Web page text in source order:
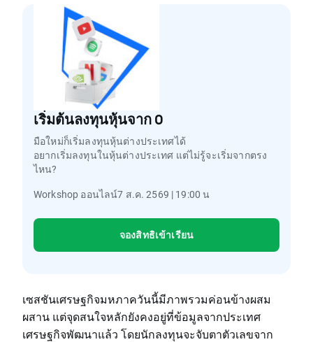
เริ่มต้นลงทุนหุ้นจาก 0
มือใหม่ก็เริ่มลงทุนหุ้นต่างประเทศได้
อยากเริ่มลงทุนในหุ้นต่างประเทศ แต่ไม่รู้จะเริ่มจากตรง
ไหน?
Workshop ออนไลน์7 ส.ค. 2569 | 19:00 น
จองสิทธิเข้าเรียน
เซสชันเศรษฐกิจมหภาควันนี้มีภาพรวมค่อนข้างผสม
ผสาน แต่จุดสนใจหลักยังคงอยู่ที่ข้อมูลจากประเทศ
เศรษฐกิจพัฒนาแล้ว โดยนักลงทุนจะจับตาตัวเลขจาก